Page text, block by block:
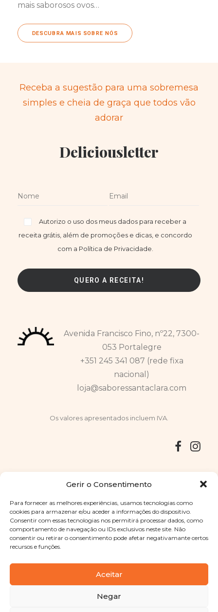
Gerir o Consentimento
Para fornecer as melhores experiências, usamos tecnologias como
cookies para armazenar e/ou aceder a informações do dispositivo.
Consentir com essas tecnologias nos permitirá processar dados, como
comportamento de navegação ou IDs exclusivos neste site. Não
consentir ou retirar o consentimento pode afetar negativamante certos
recursos e funções.
Aceitar
Negar
mais saborosos ovos…
DESCUBRA MAIS SOBRE NÓS
Receba a sugestão para uma sobremesa
simples e cheia de graça que todos vão
adorar
Deliciousletter
Autorizo o uso dos meus dados para receber a
receita grátis, além de promoções e dicas, e concordo
com a Política de Privacidade.
Avenida Francisco Fino, nº22, 7300-
053 Portalegre
+351 245 341 087 (rede fixa
nacional)
loja@saboressantaclara.com
Os valores apresentados incluem IVA.
Copyright © 2025 Sabores Santa Clara
. Todos os direitos
reservadosPolítica de Privacidade |Termos e condições
Designed byShift Your Branding Agency